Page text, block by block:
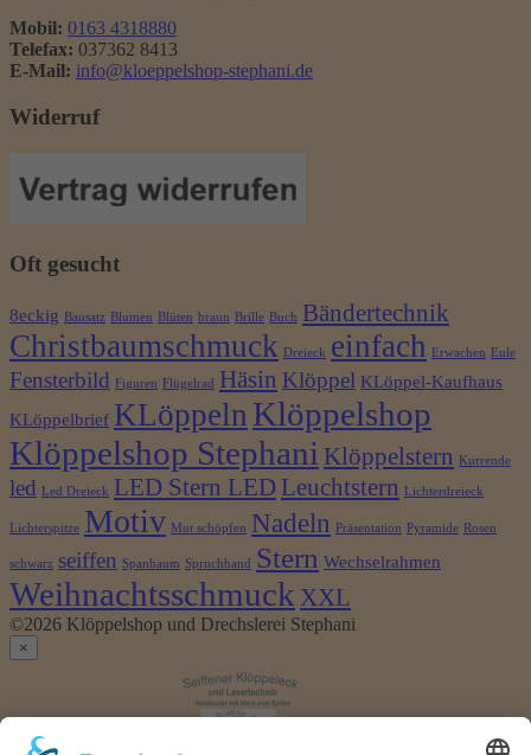
Mobil: 0163 4318880
Telefax: 037362 8413
E-Mail: info@kloeppelshop-stephani.de
Widerruf
Oft gesucht
8eckig Bausatz Blumen Blüten braun Brille Buch Bändertechnik
Christbaumschmuck Dreieck einfach Erwachen Eule
Fensterbild Figuren Flügelrad Häsin Klöppel KLöppel-Kaufhaus
KLöppelbrief KLöppeln Klöppelshop
Klöppelshop Stephani Klöppelstern Kurrende
led Led Dreieck LED Stern LED Leuchtstern Lichterdreieck
Lichterspitze Motiv Mut schöpfen Nadeln Präsentation Pyramide Rosen
schwarz seiffen Spanbaum Spruchband Stern Wechselrahmen
Weihnachtsschmuck XXL
©2026 Klöppelshop und Drechslerei Stephani
×